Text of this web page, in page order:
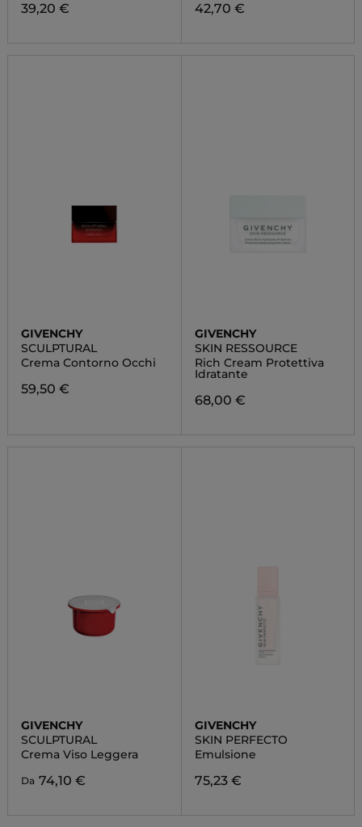
39,20 € 42,70 €
GIVENCHY
SCULPTURAL
Crema Contorno Occhi
59,50 €
GIVENCHY
SKIN RESSOURCE
Rich Cream Protettiva
Idratante
68,00 €
GIVENCHY
SCULPTURAL
Crema Viso Leggera
Da 74,10 €
GIVENCHY
SKIN PERFECTO
Emulsione
75,23 €